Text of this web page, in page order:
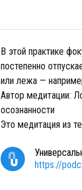
В этой практике
постепенно
или лежа —
Автор медитации:
осознанности
Это медитация из
https://